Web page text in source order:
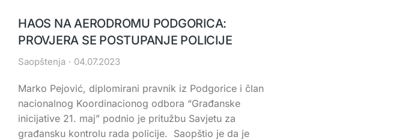
HAOS NA AERODROMU PODGORICA:
PROVJERA SE POSTUPANJE POLICIJE
Saopštenja 04.07.2023
Marko Pejović, diplomirani pravnik iz Podgorice i član
nacionalnog Koordinacionog odbora “Građanske
inicijative 21. maj” podnio je pritužbu Savjetu za
građansku kontrolu rada policije. Saopštio je da je